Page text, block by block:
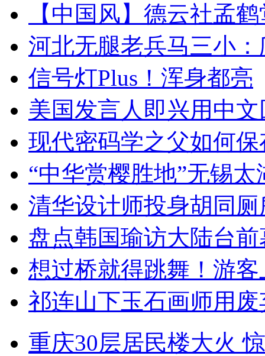
【中国风】德云社孟
河北无腿老兵马三小
信号灯Plus！浑身都亮
美国发言人即兴用中
现代密码学之父如何
“中华赏樱胜地”无锡
清华设计师投身胡同
盘点韩国瑜访大陆台
想过桥就得跳舞！游客
祁连山下玉石画师用
重庆30层居民楼大火